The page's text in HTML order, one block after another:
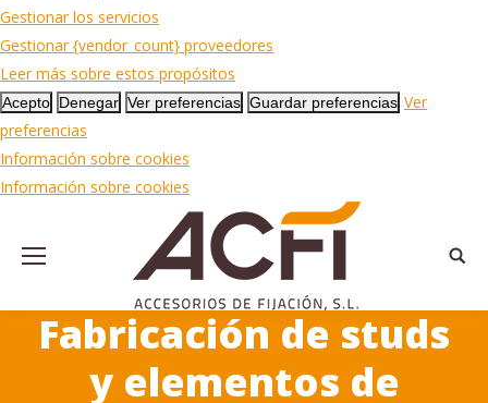
Gestionar los servicios
Gestionar {vendor_count} proveedores
Leer más sobre estos propósitos
Acepto Denegar Ver preferencias Guardar preferencias Ver
preferencias
Información sobre cookies
Información sobre cookies
Fabricación de studs
y elementos de